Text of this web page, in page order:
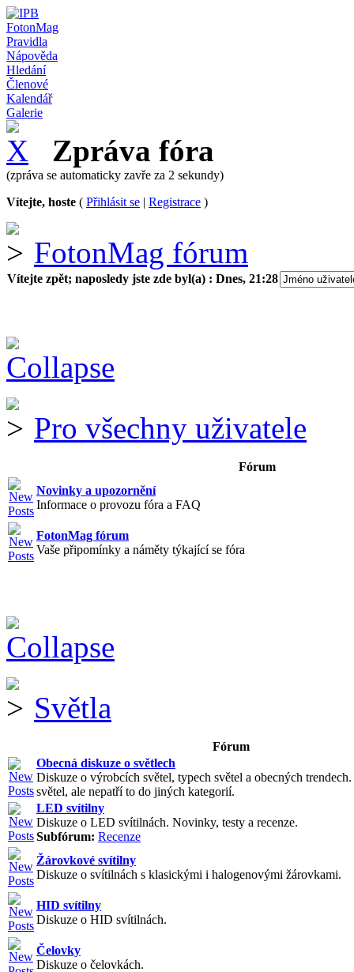
FotonMag
Pravidla
Nápověda
Hledání
Členové
Kalendář
Galerie
Zpráva fóra
(zpráva se automaticky zavře za 2 sekundy)
Vítejte, hoste ( Přihlásit se | Registrace )
FotonMag fórum
Vítejte zpět; naposledy jste zde byl(a) : Dnes, 21:28
Pro všechny uživatele
Fórum
Novinky a upozornění
Informace o provozu fóra a FAQ
FotonMag fórum
Vaše připomínky a náměty týkající se fóra
Světla
Fórum
Obecná diskuze o světlech
Diskuze o výrobcích světel, typech světel a obecných
světel, ale nepatří to do jiných kategorií.
LED svítilny
Diskuze o LED svítilnách. Novinky, testy a recenze.
Subfórum: Recenze
Žárovkové svítilny
Diskuze o svítilnách s klasickými i halogenovými žárovkami.
HID svítilny
Diskuze o HID svítilnách.
Čelovky
Diskuze o čelovkách.